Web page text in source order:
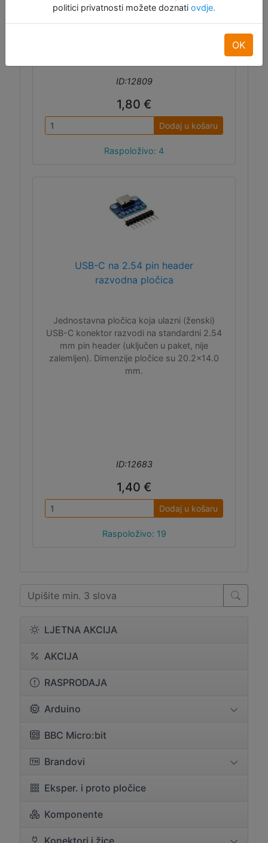
LJETNA AKCIJA
AKCIJA
RASPRODAJA
Arduino
BBC Micro:bit
Brandovi
Eksper. i proto pločice
Komponente
ID:12809
1,80 €
Dodaj u košaru
Raspoloživo: 4
USB-C na 2.54 pin header
razvodna pločica
Jednostavna pločica koja ulazni (ženski)
USB-C konektor razvodi na standardni 2.54
mm pin header (uključen u paket, nije
zalemljen). Dimenzije pločice su 20.2x14.0
mm.
ID:12683
1,40 €
Dodaj u košaru
Raspoloživo: 19
politici privatnosti možete doznati ovdje.
OK